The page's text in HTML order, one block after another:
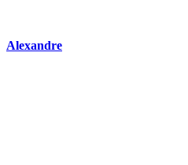
Alexandre